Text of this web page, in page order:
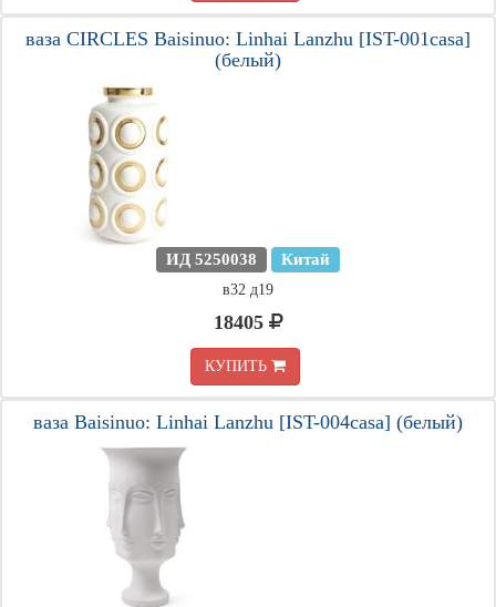
ваза CIRCLES Baisinuo: Linhai Lanzhu [IST-001casa]
(белый)
ИД 5250038 Китай
в32 д19
18405
КУПИТЬ
ваза Baisinuo: Linhai Lanzhu [IST-004casa] (белый)